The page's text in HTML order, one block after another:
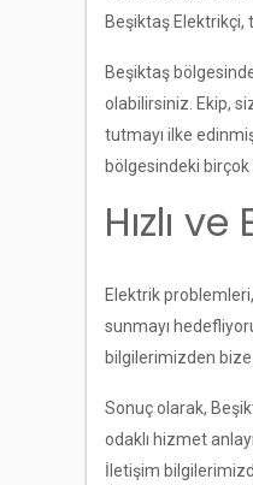
Beşiktaş Elektrikçi,
Beşiktaş
olabilirsiniz. Ekip,
tutmayı ilke
bölgesindeki
Hızlı
Elektrik
sunmayı
bilgilerimizden
Sonuç olarak,
odaklı hizmet
İletişim